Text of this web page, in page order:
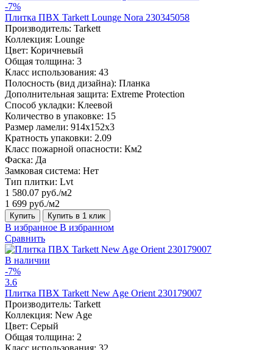
-7%
Плитка ПВХ Tarkett Lounge Nora 230345058
Производитель: Tarkett
Коллекция: Lounge
Цвет: Коричневый
Общая толщина: 3
Класс использования: 43
Полосность (вид дизайна): Планка
Дополнительная защита: Extreme Protection
Способ укладки: Клеевой
Количество в упаковке: 15
Размер ламели: 914x152x3
Кратность упаковки: 2.09
Класс пожарной опасности: Км2
Фаска: Да
Замковая система: Нет
Тип плитки: Lvt
1 580.07 руб./м2
1 699 руб./м2
Купить Купить в 1 клик
В избранное В избранном
Сравнить
В наличии
-7%
3.6
Плитка ПВХ Tarkett New Age Orient 230179007
Производитель: Tarkett
Коллекция: New Age
Цвет: Серый
Общая толщина: 2
Класс использования: 32